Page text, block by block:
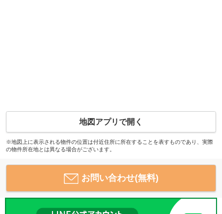
地図アプリで開く
※地図上に表示される物件の位置は付近住所に所在することを表すものであり、実際
の物件所在地とは異なる場合がございます。
お問い合わせ(無料)